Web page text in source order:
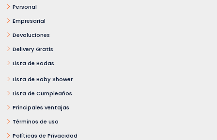
Personal
Empresarial
Devoluciones
Delivery Gratis
Lista de Bodas
Lista de Baby Shower
Lista de Cumpleaños
Principales ventajas
Términos de uso
Políticas de Privacidad